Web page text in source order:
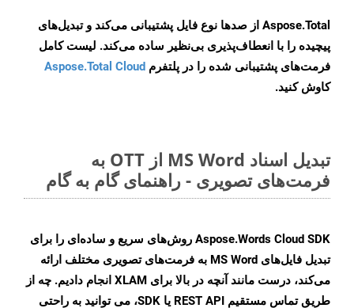
Aspose.Total از صدها نوع فایل پشتیبانی می‌کند و تبدیل‌های
پیچیده را با انعطاف‌پذیری بی‌نظیر ساده می‌کند. لیست کامل
فرمت‌های پشتیبانی شده را در پلتفرم Aspose.Total Cloud
کاوش کنید.
تبدیل اسناد MS Word از OTT به
فرمت‌های تصویری - راهنمای گام به گام
Aspose.Words Cloud SDK روش‌های سریع و ساده‌ای را برای
تبدیل فایل‌های MS Word به فرمت‌های تصویری مختلف ارائه
می‌کند، درست مانند آنچه در بالا برای XLAM انجام دادیم. چه از
طریق تماس مستقیم REST API یا SDK، می توانید به راحتی